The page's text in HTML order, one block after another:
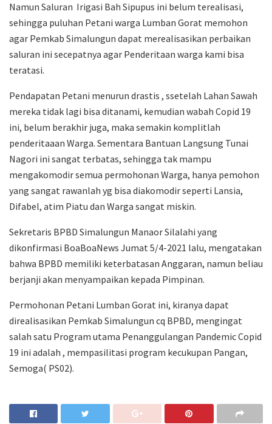
Namun Saluran Irigasi Bah Sipupus ini belum terealisasi,
sehingga puluhan Petani warga Lumban Gorat memohon
agar Pemkab Simalungun dapat merealisasikan perbaikan
saluran ini secepatnya agar Penderitaan warga kami bisa
teratasi.
Pendapatan Petani menurun drastis , ssetelah Lahan Sawah
mereka tidak lagi bisa ditanami, kemudian wabah Copid 19
ini, belum berakhir juga, maka semakin komplitlah
penderitaaan Warga. Sementara Bantuan Langsung Tunai
Nagori ini sangat terbatas, sehingga tak mampu
mengakomodir semua permohonan Warga, hanya pemohon
yang sangat rawanlah yg bisa diakomodir seperti Lansia,
Difabel, atim Piatu dan Warga sangat miskin.
Sekretaris BPBD Simalungun Manaor Silalahi yang
dikonfirmasi BoaBoaNews Jumat 5/4-2021 lalu, mengatakan
bahwa BPBD memiliki keterbatasan Anggaran, namun beliau
berjanji akan menyampaikan kepada Pimpinan.
Permohonan Petani Lumban Gorat ini, kiranya dapat
direalisasikan Pemkab Simalungun cq BPBD, mengingat
salah satu Program utama Penanggulangan Pandemic Copid
19 ini adalah , mempasilitasi program kecukupan Pangan,
Semoga( PS02).